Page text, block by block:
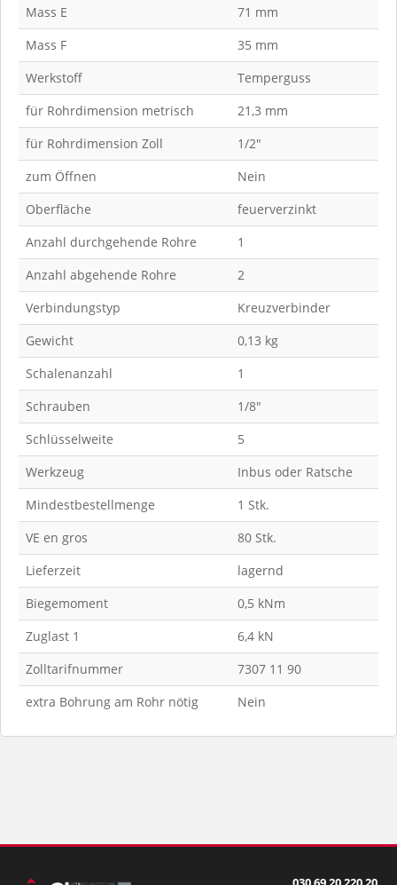
Mass E
71 mm
Mass F
35 mm
Werkstoff
Temperguss
für Rohrdimension metrisch
21,3 mm
für Rohrdimension Zoll
1/2"
zum Öffnen
Nein
Oberfläche
feuerverzinkt
Anzahl durchgehende Rohre
1
Anzahl abgehende Rohre
2
Verbindungstyp
Kreuzverbinder
Gewicht
0,13 kg
Schalenanzahl
1
Schrauben
1/8"
Schlüsselweite
5
Werkzeug
Inbus oder Ratsche
Mindestbestellmenge
1 Stk.
VE en gros
80 Stk.
Lieferzeit
lagernd
Biegemoment
0,5 kNm
Zuglast 1
6,4 kN
Zolltarifnummer
7307 11 90
extra Bohrung am Rohr nötig
Nein